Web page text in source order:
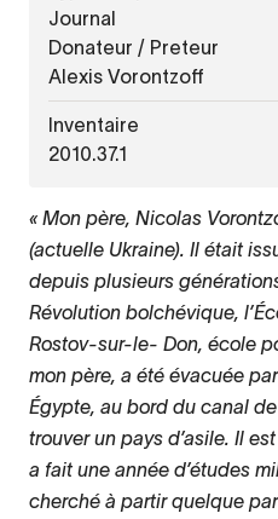
Journal
Donateur / Preteur
Alexis Vorontzoff
Inventaire
2010.37.1
Mon père, Nicolas
(actuelle Ukraine). Il était
depuis plusieurs
Révolution bolchévique,
Rostov-sur-le- Don, école
mon père, a été évacuée
Égypte, au bord du canal
trouver un pays d’asile. Il
a fait une année d’études
cherché à partir quelque